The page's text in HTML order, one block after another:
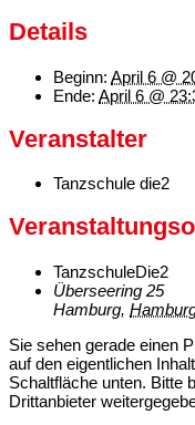
Details
Beginn: April 6 @
Ende: April 6 @
Veranstalter
Tanzschule die2
TanzschuleDie2
Überseering 25
Hamburg,
Sie sehen gerade einen
auf den eigentlichen
Schaltfläche unten. Bitte
Drittanbieter